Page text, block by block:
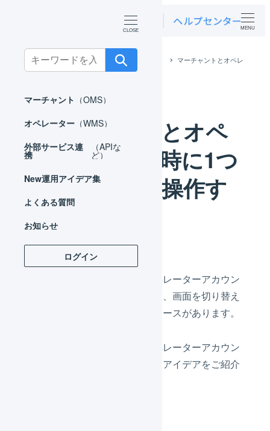
Search
for:
マーチャント （OMS）
オペレーター （WMS）
外部サービス連
携
（APIな
ど）
New運用アイデア集
よくある質問
お知らせ
ログイン
MENU
ホーム 運用アイデア集 オペレーター
マーチャントとオペレ
ーターを同時に1つのブラウザで操作する
マーチャントとオペ
レーターを同時に1つ
のブラウザで操作す
る
マーチャントアカウント、オペレーターアカウン
トにそれぞれ同時にアクセスし、画面を切り替え
ながら操作を行いたいというケースがあります。
マーチャントアカウント、オペレーターアカウン
トを同時に操作するための運用アイデアをご紹介